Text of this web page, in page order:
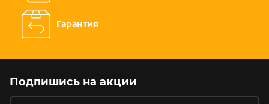
Гарантия
Подпишись на акции